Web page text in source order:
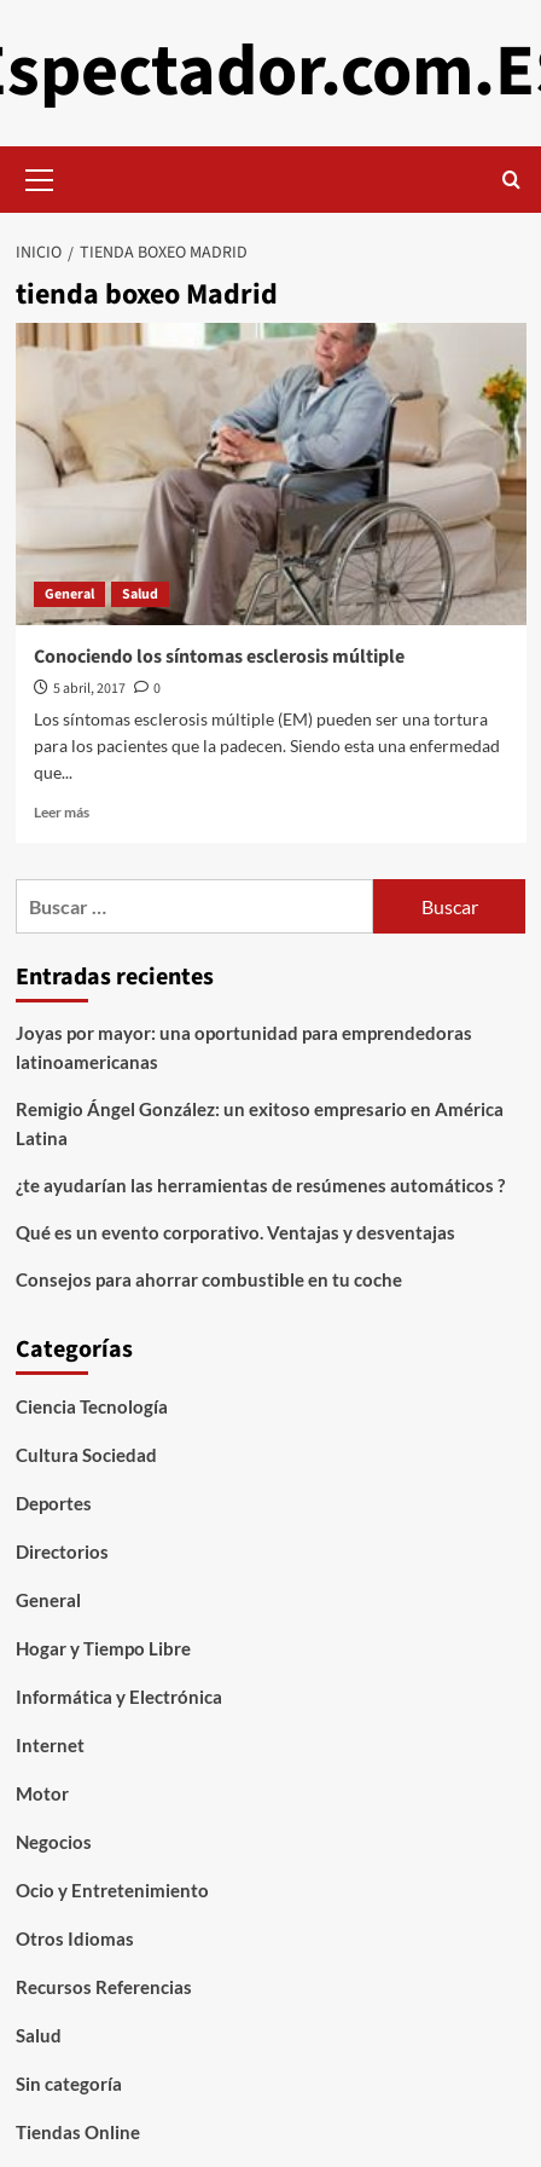
al
contenido
primario
INICIO TIENDA BOXEO MADRID
tienda boxeo Madrid
General Salud
Conociendo los síntomas esclerosis múltiple
5 abril, 2017
0
Los síntomas esclerosis múltiple (EM) pueden ser una tortura
para los pacientes que la padecen. Siendo esta una enfermedad
que...
Leer másLeer
Conociendo
múltiple
Entradas recientes
Joyas por mayor: una oportunidad para emprendedoras
latinoamericanas
Remigio Ángel González: un exitoso empresario en América
Latina
¿te ayudarían las herramientas de resúmenes automáticos ?
Qué es un evento corporativo. Ventajas y desventajas
Consejos para ahorrar combustible en tu coche
Categorías
Ciencia Tecnología
Cultura Sociedad
Deportes
Directorios
General
Hogar y Tiempo Libre
Informática y Electrónica
Internet
Motor
Negocios
Ocio y Entretenimiento
Otros Idiomas
Recursos Referencias
Salud
Sin categoría
Tiendas Online